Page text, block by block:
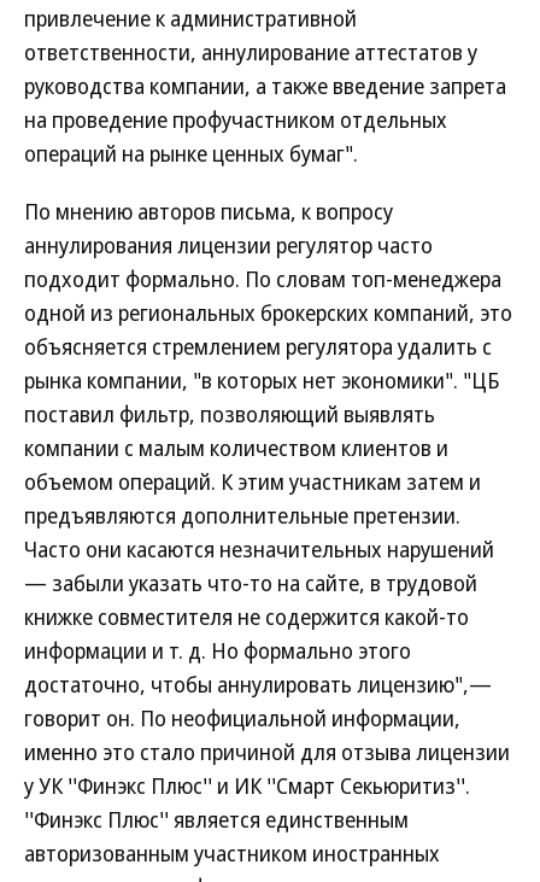
привлечение к административной
ответственности, аннулирование аттестатов у
руководства компании, а также введение запрета
на проведение профучастником отдельных
операций на рынке ценных бумаг".
По мнению авторов письма, к вопросу
аннулирования лицензии регулятор часто
подходит формально. По словам топ-менеджера
одной из региональных брокерских компаний, это
объясняется стремлением регулятора удалить с
рынка компании, "в которых нет экономики". "ЦБ
поставил фильтр, позволяющий выявлять
компании с малым количеством клиентов и
объемом операций. К этим участникам затем и
предъявляются дополнительные претензии.
Часто они касаются незначительных нарушений
— забыли указать что-то на сайте, в трудовой
книжке совместителя не содержится какой-то
информации и т. д. Но формально этого
достаточно, чтобы аннулировать лицензию",—
говорит он. По неофициальной информации,
именно это стало причиной для отзыва лицензии
у УК ''Финэкс Плюс'' и ИК ''Смарт Секьюритиз''.
''Финэкс Плюс'' является единственным
авторизованным участником иностранных